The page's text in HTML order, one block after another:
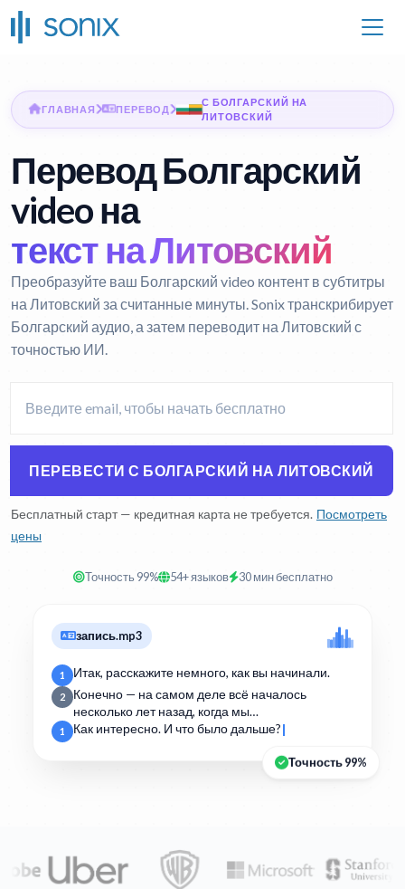
ГЛАВНАЯ ПЕРЕВОД
С БОЛГАРСКИЙ НА
ЛИТОВСКИЙ
Перевод Болгарский
video на
текст на Литовский
Преобразуйте ваш Болгарский video контент в субтитры
на Литовский за считанные минуты. Sonix транскрибирует
Болгарский аудио, а затем переводит на Литовский с
точностью ИИ.
ПЕРЕВЕСТИ С БОЛГАРСКИЙ НА ЛИТОВСКИЙ
Бесплатный старт — кредитная карта не требуется. Посмотреть
цены
Точность 99% 54+ языков 30 мин бесплатно
запись.mp3
1 Итак, расскажите немного, как вы начинали.
2
Конечно — на самом деле всё началось
несколько лет назад, когда мы…
1 Как интересно. И что было дальше?
Точность 99%